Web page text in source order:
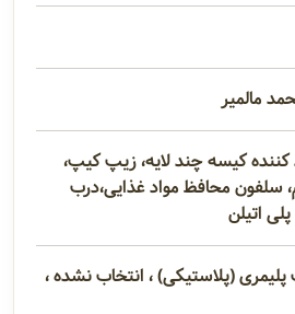
مالمیر
کیسه چند لایه، زیپ کیپ،
سلفون محافظ مواد غذایی،درب
اتیلن
(پلاستیکی) ، انتخاب نشده ،